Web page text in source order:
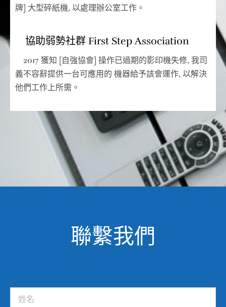
牌] 大型碎紙機, 以處理辦公室工作。
協助弱勢社群 First Step Association
2017 獲知 [自強協會] 操作已過期的影印機失修, 我司
義不容辭提供一台可應用的 機器給予該會運作, 以解決
他們工作上所需。
聯繫我們